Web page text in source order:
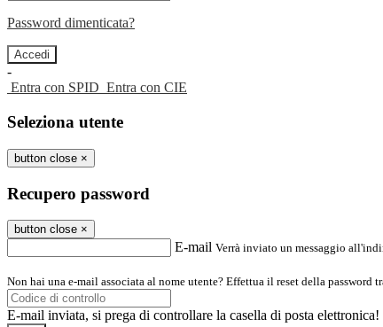
Password dimenticata?
-
Entra con SPID Entra con CIE
Seleziona utente
button close ×
Recupero password
button close ×
E-mail Verrà inviato un messaggio
Non hai una e-mail associata al nome utente? Effettua il reset della password
E-mail inviata, si prega di controllare la casella di posta elettronica!